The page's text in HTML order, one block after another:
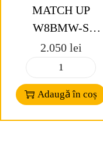
MATCH UP
W8BMW-S
Subwoofers 20 cm /
8” pentru BMW
2.050 lei
Adaugă în coș